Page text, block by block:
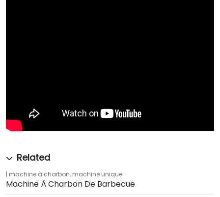
machine à charbon, machine unique
Machine À Charbon De Barbecue